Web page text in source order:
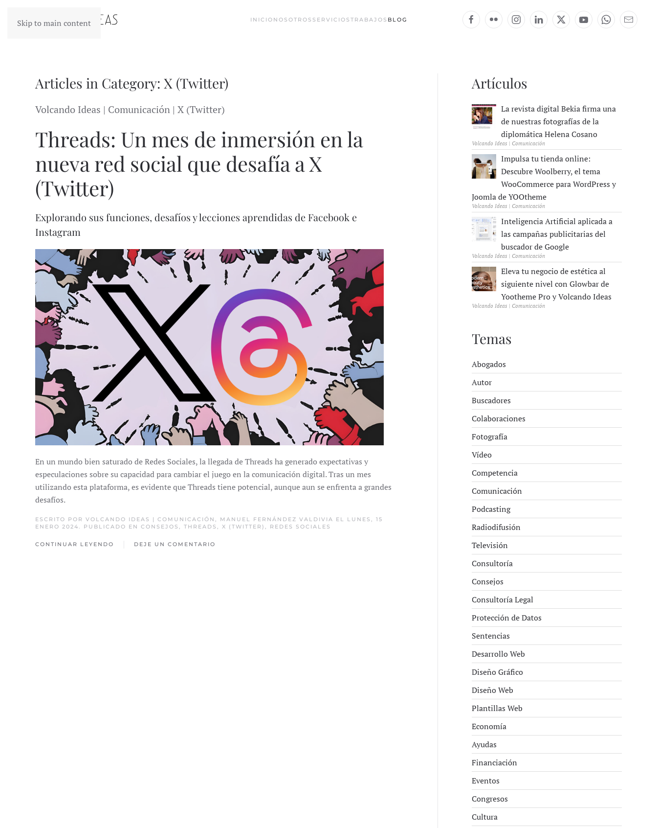
Skip to main content INICIO NOSOTROS SERVICIOS TRABAJOS BLOG
Articles in Category: X (Twitter)
Volcando Ideas | Comunicación | X (Twitter)
Threads: Un mes de inmersión en la
nueva red social que desafía a X
(Twitter)
Explorando sus funciones, desafíos y lecciones aprendidas de Facebook e
Instagram
En un mundo bien saturado de Redes Sociales, la llegada de Threads ha generado expectativas y
especulaciones sobre su capacidad para cambiar el juego en la comunicación digital. Tras un mes
utilizando esta plataforma, es evidente que Threads tiene potencial, aunque aun se enfrenta a grandes
desafíos.
ESCRITO POR VOLCANDO IDEAS | COMUNICACIÓN , MANUEL FERNÁNDEZ VALDIVIA EL LUNES, 15
ENERO 2024. PUBLICADO EN CONSEJOS , THREADS , X (TWITTER) , REDES SOCIALES
CONTINUAR LEYENDO DEJE UN COMENTARIO
Artículos
La revista digital Bekia firma una
de nuestras fotografías de la
diplomática Helena Cosano
Volcando Ideas | Comunicación
Impulsa tu tienda online:
Descubre Woolberry, el tema
WooCommerce para WordPress y
Joomla de YOOtheme
Volcando Ideas | Comunicación
Inteligencia Artificial aplicada a
las campañas publicitarias del
buscador de Google
Volcando Ideas | Comunicación
Eleva tu negocio de estética al
siguiente nivel con Glowbar de
Yootheme Pro y Volcando Ideas
Volcando Ideas | Comunicación
Temas
Abogados
Autor
Buscadores
Colaboraciones
Fotografía
Vídeo
Competencia
Comunicación
Podcasting
Radiodifusión
Televisión
Consultoría
Consejos
Consultoría Legal
Protección de Datos
Sentencias
Desarrollo Web
Diseño Gráfico
Diseño Web
Plantillas Web
Economía
Ayudas
Financiación
Eventos
Congresos
Cultura